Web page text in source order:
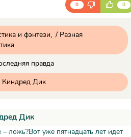
0 0
и фэнтези / Разная
правда
Дик
Дик
ложь?Вот уже пятнадцать лет идет